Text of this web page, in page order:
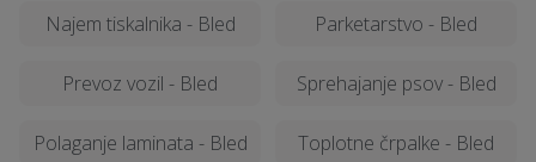
Najem tiskalnika - Bled Parketarstvo - Bled
Prevoz vozil - Bled Sprehajanje psov - Bled
Polaganje laminata - Bled Toplotne črpalke - Bled